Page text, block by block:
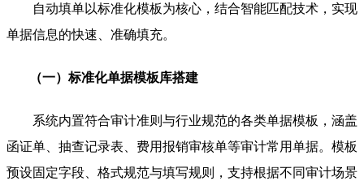
自动填单以标准化模板为核心，结合智能匹配技术，实现
单据信息的快速、准确填充。
（一）标准化单据模板库搭建
系统内置符合审计准则与行业规范的各类单据模板，涵盖
函证单、抽查记录表、费用报销审核单等审计常用单据。模板
预设固定字段、格式规范与填写规则，支持根据不同审计场景